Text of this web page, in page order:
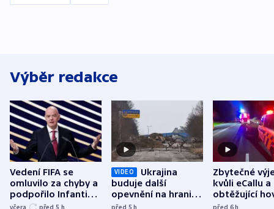
Výběr redakce
Vedení FIFA se
omluvilo za chyby a
podpořilo Infantina.
UEFA trvá na
včera před 5 h
VIDEO
Ukrajina
buduje další
opevnění na hranici
s Běloruskem
před 5h
Zbytečné
kvůli eCallu a
obtěžující
zdržují
před 6h